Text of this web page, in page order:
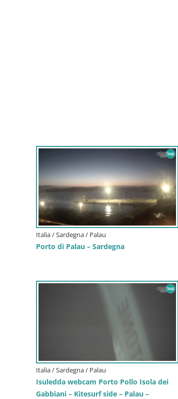
Italia / Sardegna / Palau
Porto di Palau – Sardegna
Italia / Sardegna / Palau
Isuledda webcam Porto Pollo Isola dei
Gabbiani – Kitesurf side – Palau –